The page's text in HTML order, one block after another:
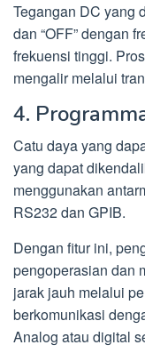
Tegangan DC yang
dan “OFF” dengan
frekuensi tinggi.
mengalir melalui
4.
Catu daya yang
yang dapat
menggunakan
RS232 dan GPIB.
Dengan fitur ini,
pengoperasian dan
jarak jauh melalui
berkomunikasi
Analog atau digital